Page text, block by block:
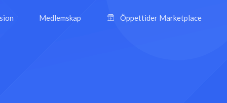
Medlemskap Öppettider Marketplace